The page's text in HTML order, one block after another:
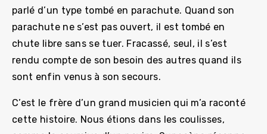
parlé d’un type tombé en parachute. Quand son
parachute ne s’est pas ouvert, il est tombé en
chute libre sans se tuer. Fracassé, seul, il s’est
rendu compte de son besoin des autres quand ils
sont enfin venus à son secours.
C’est le frère d’un grand musicien qui m’a raconté
cette histoire. Nous étions dans les coulisses,